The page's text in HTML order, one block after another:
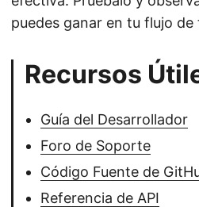
puedes ganar en tu flujo de
Recursos
Guía del Desarrollador
Foro de Soporte
Código Fuente de
Referencia de API